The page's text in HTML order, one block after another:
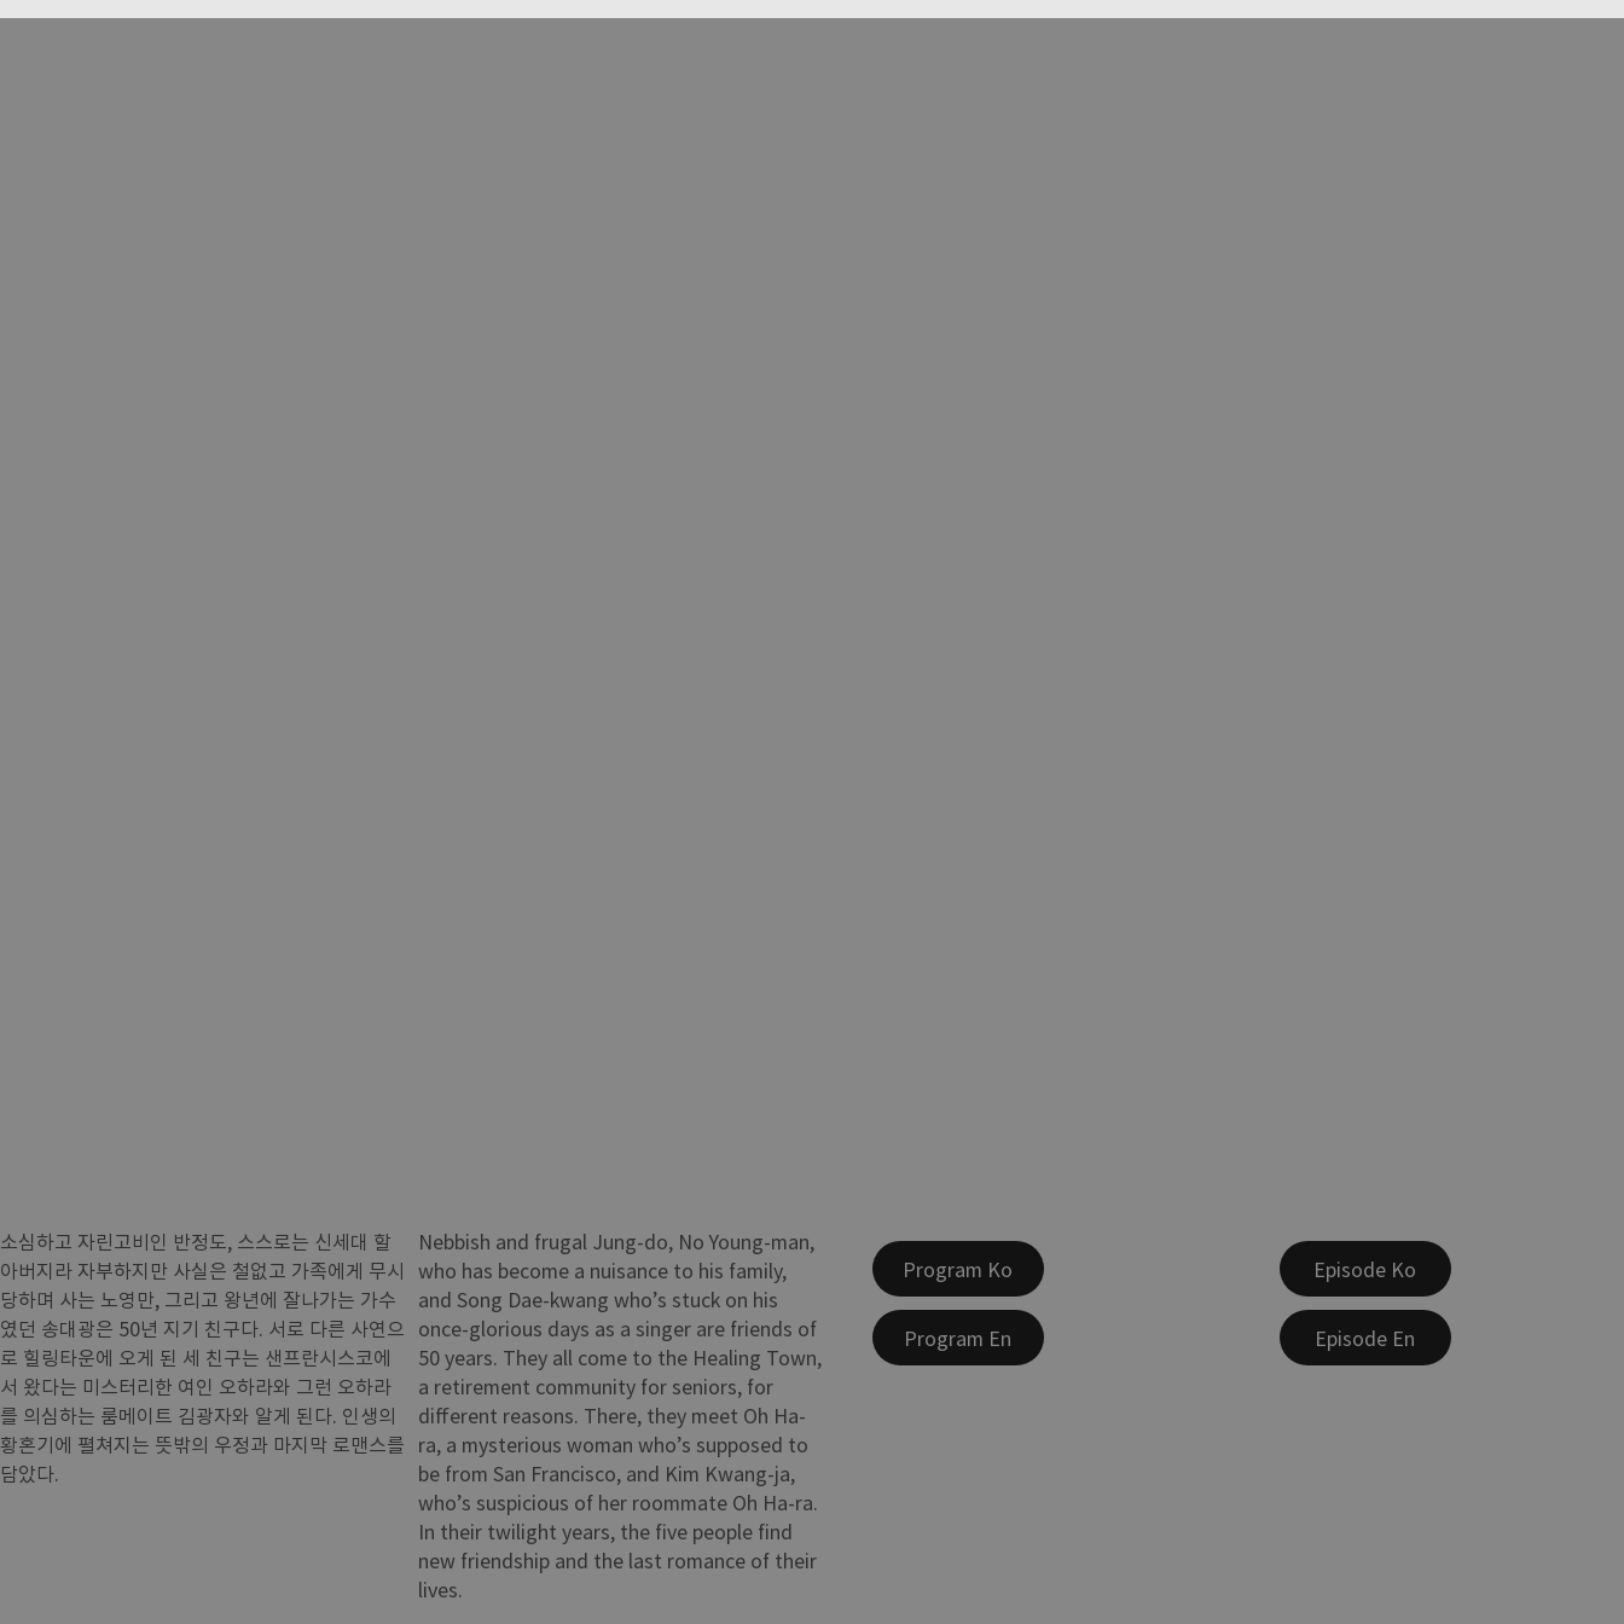
소심하고 자린고비인 반정도, 스스로는 신세대 할
아버지라 자부하지만 사실은 철없고 가족에게 무시
당하며 사는 노영만, 그리고 왕년에 잘나가는 가수
였던 송대광은 50년 지기 친구다. 서로 다른 사연으
로 힐링타운에 오게 된 세 친구는 샌프란시스코에
서 왔다는 미스터리한 여인 오하라와 그런 오하라
를 의심하는 룸메이트 김광자와 알게 된다. 인생의
황혼기에 펼쳐지는 뜻밖의 우정과 마지막 로맨스를
담았다.
Nebbish and frugal Jung-do, No Young-man,
who has become a nuisance to his family,
and Song Dae-kwang who’s stuck on his
once-glorious days as a singer are friends of
50 years. They all come to the Healing Town,
a retirement community for seniors, for
different reasons. There, they meet Oh Ha-
ra, a mysterious woman who’s supposed to
be from San Francisco, and Kim Kwang-ja,
who’s suspicious of her roommate Oh Ha-ra.
In their twilight years, the five people find
new friendship and the last romance of their
lives.
Program Ko
Program En
Episode Ko
Episode En